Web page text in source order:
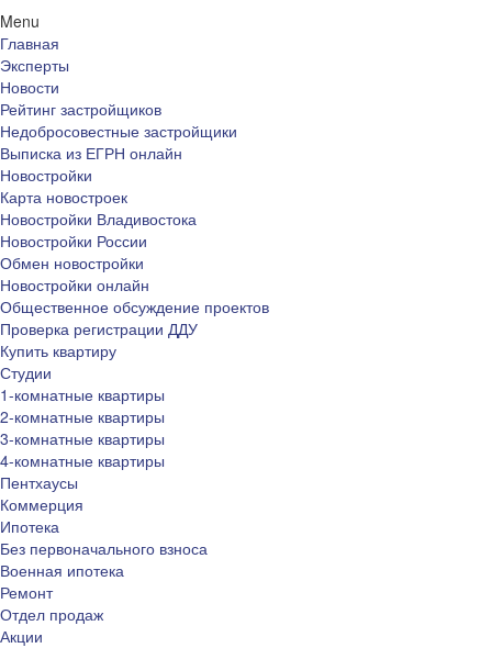
Menu
Главная
Эксперты
Новости
Рейтинг застройщиков
Недобросовестные застройщики
Выписка из ЕГРН онлайн
Новостройки
Карта новостроек
Новостройки Владивостока
Новостройки России
Обмен новостройки
Новостройки онлайн
Общественное обсуждение проектов
Проверка регистрации ДДУ
Купить квартиру
Студии
1-комнатные квартиры
2-комнатные квартиры
3-комнатные квартиры
4-комнатные квартиры
Пентхаусы
Коммерция
Ипотека
Без первоначального взноса
Военная ипотека
Ремонт
Отдел продаж
Акции